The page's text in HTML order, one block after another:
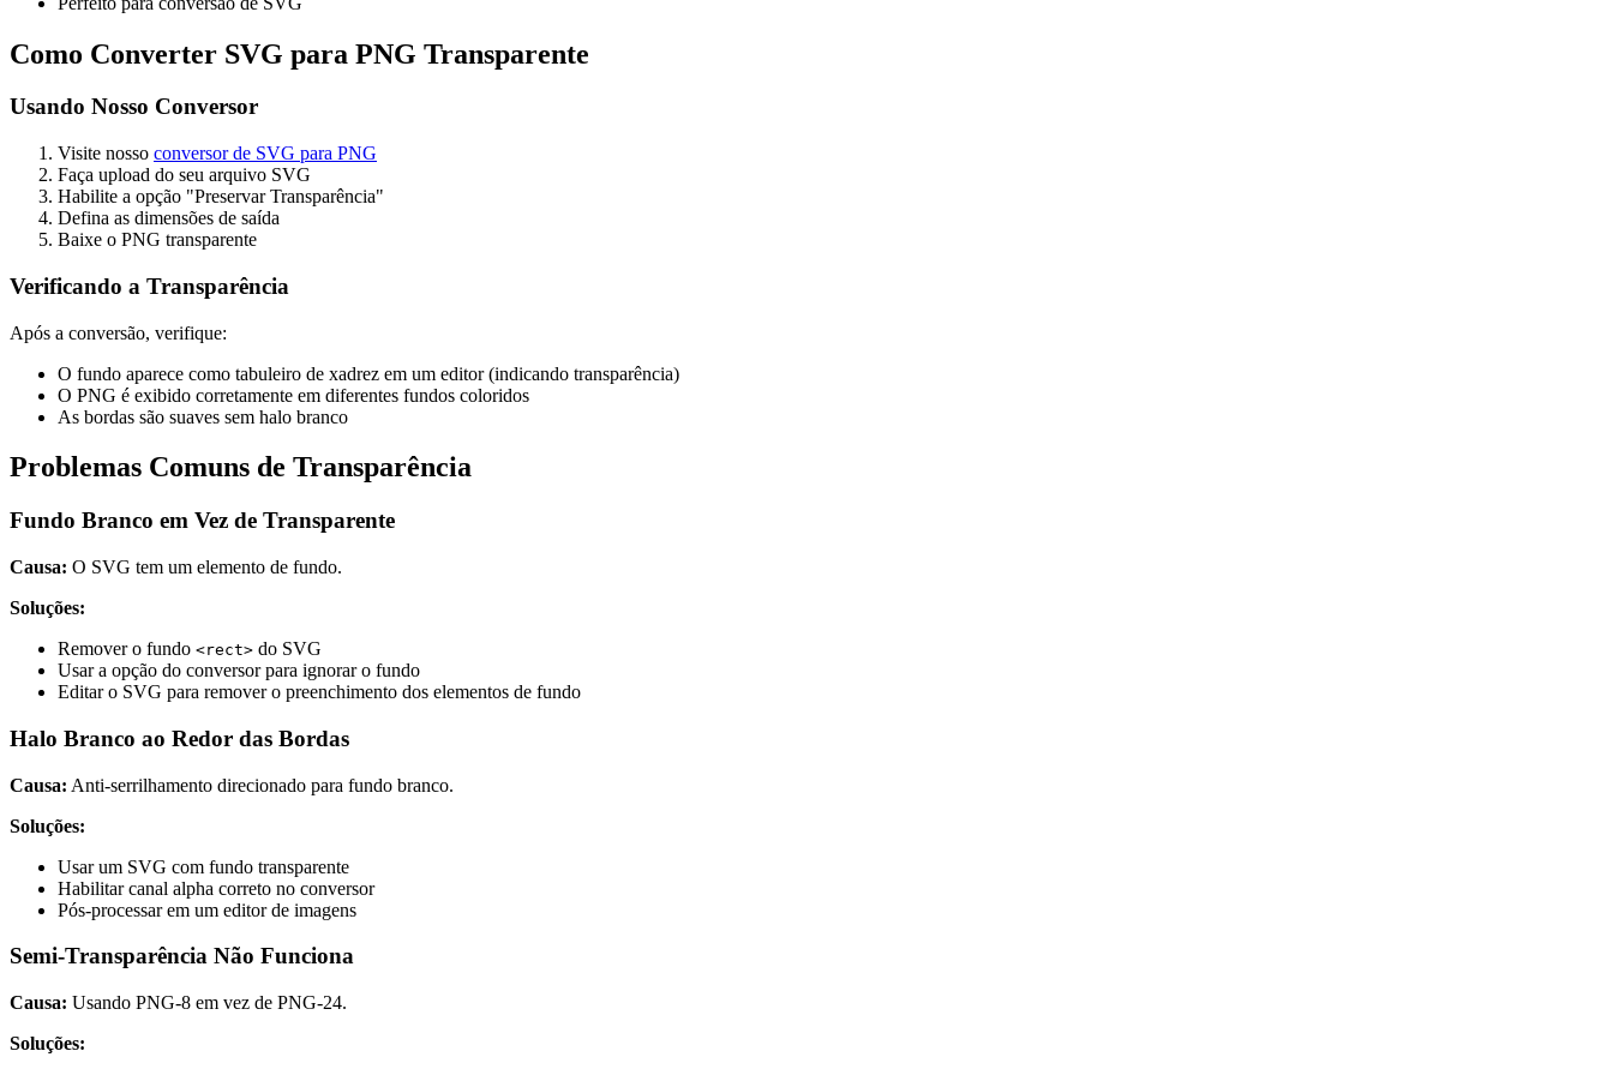
Como Converter SVG para PNG Transparente
Usando Nosso Conversor
Visite nosso conversor de SVG para PNG
Faça upload do seu arquivo SVG
Habilite a opção "Preservar Transparência"
Defina as dimensões de saída
Baixe o PNG transparente
Verificando a Transparência
Após a conversão, verifique:
O fundo aparece como tabuleiro de xadrez em um editor (indicando transparência)
O PNG é exibido corretamente em diferentes fundos coloridos
As bordas são suaves sem halo branco
Problemas Comuns de Transparência
Fundo Branco em Vez de Transparente
Causa: O SVG tem um elemento de fundo.
Soluções:
Remover o fundo <rect> do SVG
Usar a opção do conversor para ignorar o fundo
Editar o SVG para remover o preenchimento dos elementos de fundo
Halo Branco ao Redor das Bordas
Causa: Anti-serrilhamento direcionado para fundo branco.
Soluções:
Usar um SVG com fundo transparente
Habilitar canal alpha correto no conversor
Pós-processar em um editor de imagens
Semi-Transparência Não Funciona
Causa: Usando PNG-8 em vez de PNG-24.
Soluções: